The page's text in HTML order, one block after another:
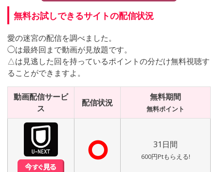
無料お試しできるサイトの配信状況
愛の迷宮の配信を調べました。
◯は最終回まで動画が見放題です。
△は見逃した回を持っているポイントの分だけ無料視聴す
ることができますよ。
動画配信サービ
ス
配信状況
無料期間
無料ポイント
⭘ 31日間
600円Ptもらえる!